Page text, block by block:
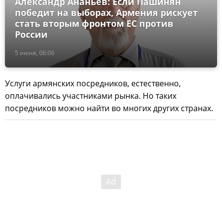
5 июня, 06:06
победит на выборах, Армения рискует
стать вторым фронтом ЕС против
России
Услуги армянских посредников, естественно,
оплачивались участниками рынка. Но таких
посредников можно найти во многих других странах.